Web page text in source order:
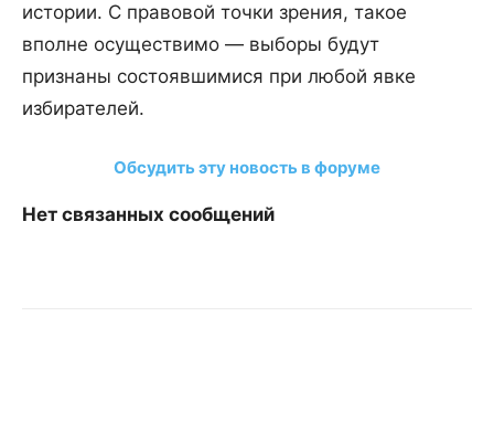
истории. С правовой точки зрения, такое
вполне осуществимо — выборы будут
признаны состоявшимися при любой явке
избирателей.
Обсудить эту новость в форуме
Нет связанных сообщений